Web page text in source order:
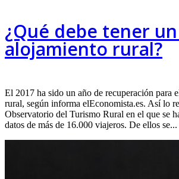
¿Qué debe tener
alojamiento rural?
El 2017 ha sido un año de recuperación para
rural, según informa elEconomista.es. Así lo
Observatorio del Turismo Rural en el que se
datos de más de 16.000 viajeros. De ellos se...